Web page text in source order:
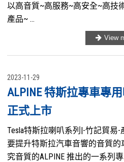
以高音質~高服務~高安全~高技
產品~ ...
2023-11-29
ALPINE 特斯拉專車專
正式上市
Tesla特斯拉喇叭系列|-竹記貿易-
要提升特斯拉汽車音響的音質
究音質的ALPINE 推出的一系列